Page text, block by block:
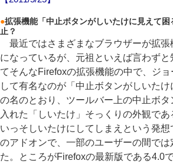
●拡張機能「中止ボタンがしいたけに見えて
止？
最近ではさまざまなブラウザーが拡張
になっているが、元祖といえば言わず
てそんなFirefoxの拡張機能の中で、ジ
して有名なのが「中止ボタンがしいた
の名のとおり、ツールバー上の中止ボ
入れた「しいたけ」そっくりの外観で
いっそしいたけにしてしまえという発想
のアドオンで、一部のユーザーの間で
た。ところがFirefoxの最新版である4.0